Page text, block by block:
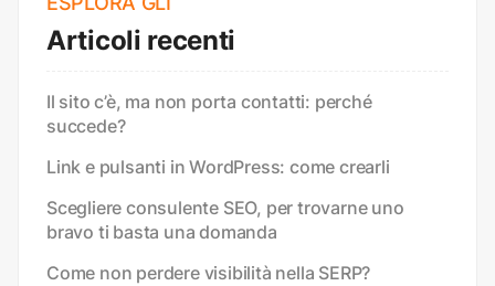
Articoli recenti
Il sito c’è, ma non porta contatti: perché
succede?
Link e pulsanti in WordPress: come crearli
Scegliere consulente SEO, per trovarne uno
bravo ti basta una domanda
Come non perdere visibilità nella SERP?